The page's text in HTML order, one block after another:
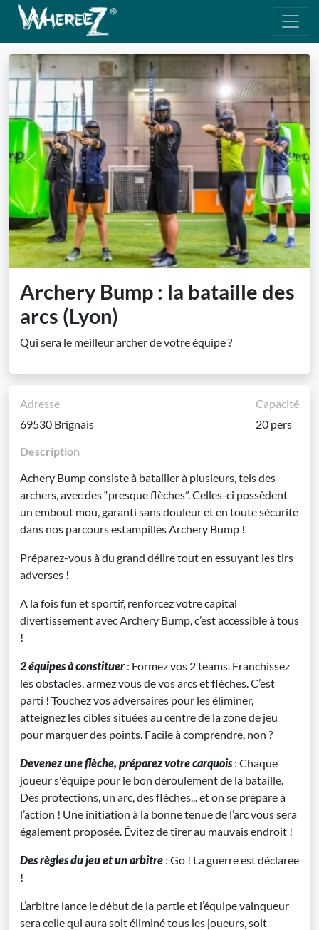
Previous Next
Archery Bump : la bataille des
arcs (Lyon)
Qui sera le meilleur archer de votre équipe ?
Adresse
69530 Brignais
Capacité
20 pers
Description
Achery Bump consiste à batailler à plusieurs, tels des
archers, avec des “presque flèches”. Celles-ci possèdent
un embout mou, garanti sans douleur et en toute sécurité
dans nos parcours estampillés Archery Bump !
Préparez-vous à du grand délire tout en essuyant les tirs
adverses !
A la fois fun et sportif, renforcez votre capital
divertissement avec Archery Bump, c’est accessible à tous
!
2 équipes à constituer: Formez vos 2 teams. Franchissez
les obstacles, armez vous de vos arcs et flèches. C’est
parti ! Touchez vos adversaires pour les éliminer,
atteignez les cibles situées au centre de la zone de jeu
pour marquer des points. Facile à comprendre, non ?
Devenez une flèche, préparez votre carquois: Chaque
joueur s'équipe pour le bon déroulement de la bataille.
Des protections, un arc, des flèches... et on se prépare à
l’action ! Une initiation à la bonne tenue de l’arc vous sera
également proposée. Évitez de tirer au mauvais endroit !
Des règles du jeu et un arbitre : Go ! La guerre est déclarée
!
L’arbitre lance le début de la partie et l’équipe vainqueur
sera celle qui aura soit éliminé tous les joueurs, soit